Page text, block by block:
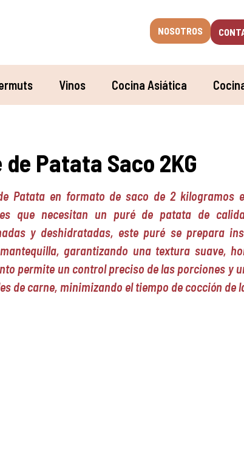
NOSOTROS
Vinos Cocina Asiática
de Patata Saco 2KG
Patata en formato de saco de 2
que necesitan un puré de patata de
y deshidratadas, este puré se prepara
garantizando una textura suave,
permite un control preciso de las porciones y
de carne, minimizando el tiempo de cocción de